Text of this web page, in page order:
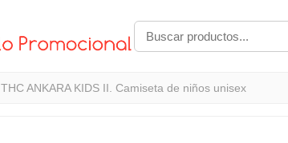
THC ANKARA KIDS II. Camiseta de niños unisex